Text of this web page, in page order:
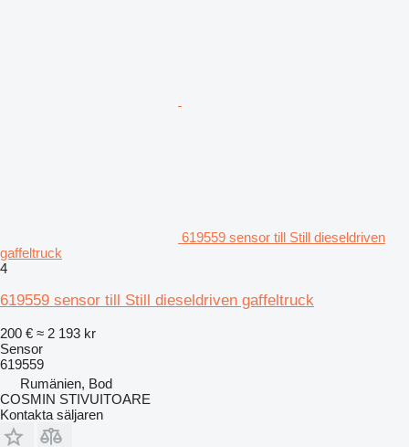
619559 sensor till Still dieseldriven
gaffeltruck
4
619559 sensor till Still dieseldriven gaffeltruck
200 € ≈ 2 193 kr
Sensor
619559
Rumänien, Bod
COSMIN STIVUITOARE
Kontakta säljaren